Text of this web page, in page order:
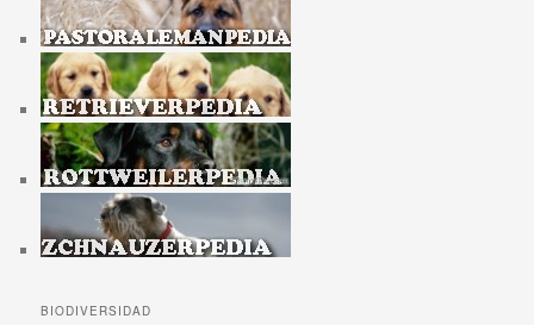
BIODIVERSIDAD